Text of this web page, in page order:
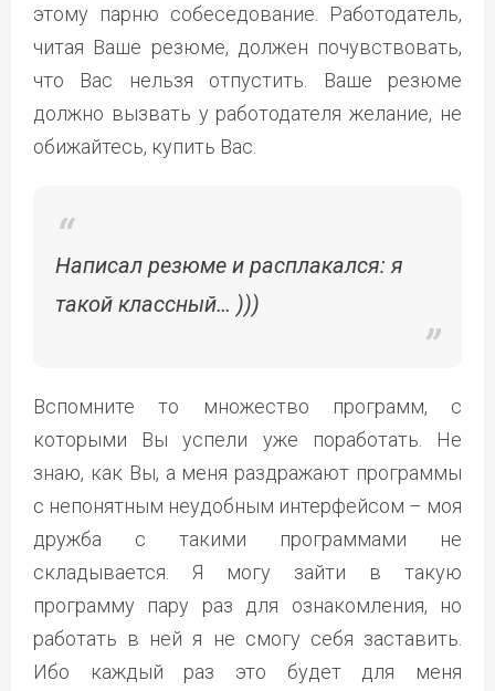
этому парню собеседование. Работодатель,
читая Ваше резюме, должен почувствовать,
что Вас нельзя отпустить. Ваше резюме
должно вызвать у работодателя желание, не
обижайтесь, купить Вас.
Написал резюме и расплакался: я
такой классный… )))
Вспомните то множество программ, с
которыми Вы успели уже поработать. Не
знаю, как Вы, а меня раздражают программы
с непонятным неудобным интерфейсом – моя
дружба с такими программами не
складывается. Я могу зайти в такую
программу пару раз для ознакомления, но
работать в ней я не смогу себя заставить.
Ибо каждый раз это будет для меня